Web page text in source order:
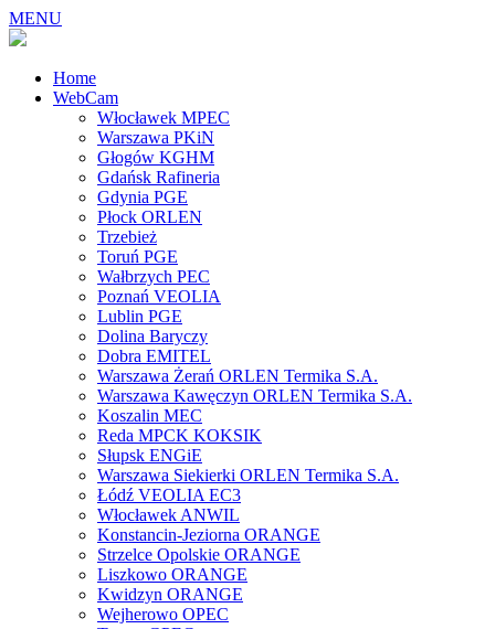
MENU
Home
WebCam
Włocławek MPEC
Warszawa PKiN
Głogów KGHM
Gdańsk Rafineria
Gdynia PGE
Płock ORLEN
Trzebież
Toruń PGE
Wałbrzych PEC
Poznań VEOLIA
Lublin PGE
Dolina Baryczy
Dobra EMITEL
Warszawa Żerań ORLEN Termika S.A.
Warszawa Kawęczyn ORLEN Termika S.A.
Koszalin MEC
Reda MPCK KOKSIK
Słupsk ENGiE
Warszawa Siekierki ORLEN Termika S.A.
Łódź VEOLIA EC3
Włocławek ANWIL
Konstancin-Jeziorna ORANGE
Strzelce Opolskie ORANGE
Liszkowo ORANGE
Kwidzyn ORANGE
Wejherowo OPEC